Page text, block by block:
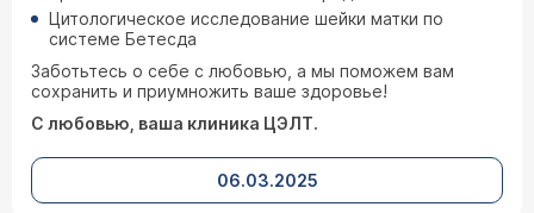
Цитологическое исследование шейки матки по
системе Бетесда
Заботьтесь о себе с любовью, а мы поможем вам
сохранить и приумножить ваше здоровье!
С любовью, ваша клиника ЦЭЛТ.
06.03.2025